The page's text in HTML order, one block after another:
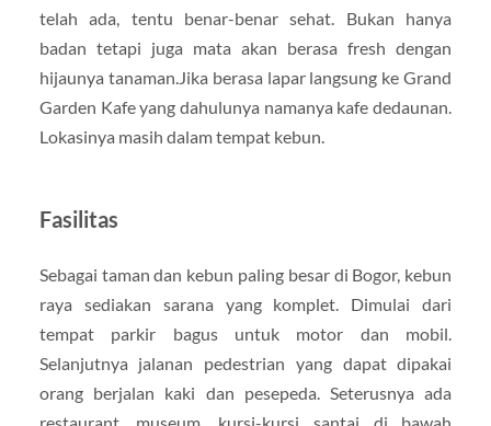
telah ada, tentu benar-benar sehat. Bukan hanya
badan tetapi juga mata akan berasa fresh dengan
hijaunya tanaman.Jika berasa lapar langsung ke Grand
Garden Kafe yang dahulunya namanya kafe dedaunan.
Lokasinya masih dalam tempat kebun.
Fasilitas
Sebagai taman dan kebun paling besar di Bogor, kebun
raya sediakan sarana yang komplet. Dimulai dari
tempat parkir bagus untuk motor dan mobil.
Selanjutnya jalanan pedestrian yang dapat dipakai
orang berjalan kaki dan pesepeda. Seterusnya ada